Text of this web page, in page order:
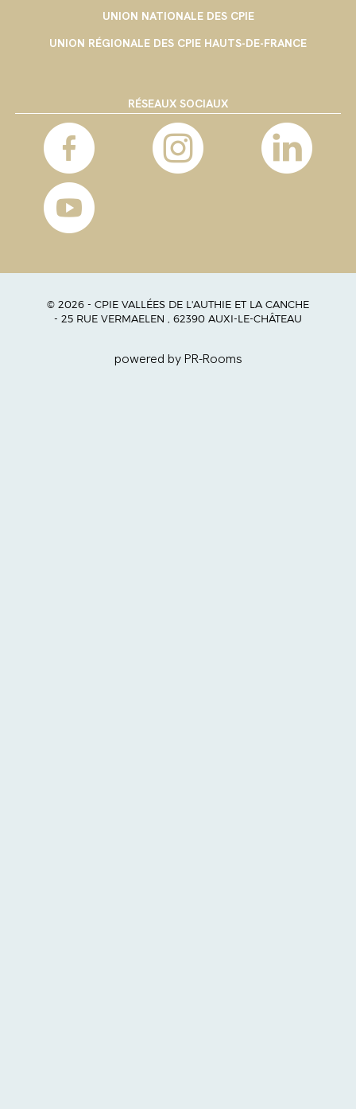
UNION NATIONALE DES CPIE
UNION RÉGIONALE DES CPIE HAUTS-DE-FRANCE
RÉSEAUX SOCIAUX
© 2026 - CPIE VALLÉES DE L'AUTHIE ET LA CANCHE
- 25 RUE VERMAELEN , 62390 AUXI-LE-CHÂTEAU
powered by PR-Rooms